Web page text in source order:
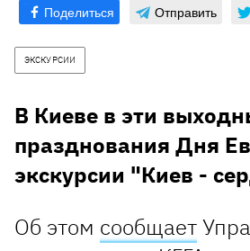
Поделиться Отправить
ЭКСКУРСИИ
В Киеве в эти
празднования Дня
экскурсии "Киев -
Об этом сообщает